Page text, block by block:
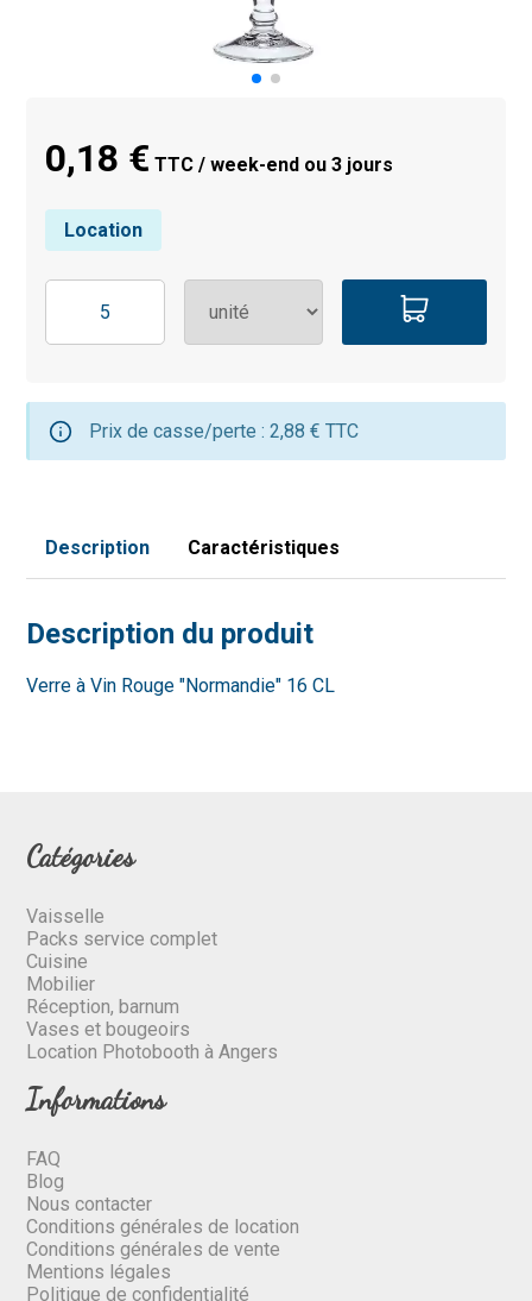
0,18 € TTC / week-end ou 3 jours
Location
Prix de casse/perte : 2,88 € TTC
Description Caractéristiques
Description du produit
Verre à Vin Rouge "Normandie" 16 CL
Catégories
Vaisselle
Packs service complet
Cuisine
Mobilier
Réception, barnum
Vases et bougeoirs
Location Photobooth à Angers
Informations
FAQ
Blog
Nous contacter
Conditions générales de location
Conditions générales de vente
Mentions légales
Politique de confidentialité